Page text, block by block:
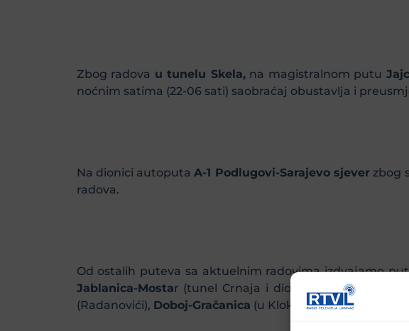
Zbog radova u tunelu Skela,na magistralnom putu
noćnim satima (22-06 sati) saobraćaj obustavlja i
Na dionici autoputaA-1 Podlugovi-Sarajevo sjever zbog
radova.
Od ostalih puteva sa aktuelnim radovima izdvajamo
Jablanica-Mostar (tunel Crnaja i dionica od
(Radanovići), Doboj-Gračanica (u Klokotnici),Grude-